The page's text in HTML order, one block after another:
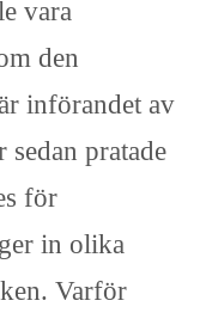
vara
den
införandet av
pratade
för
in olika
Varför